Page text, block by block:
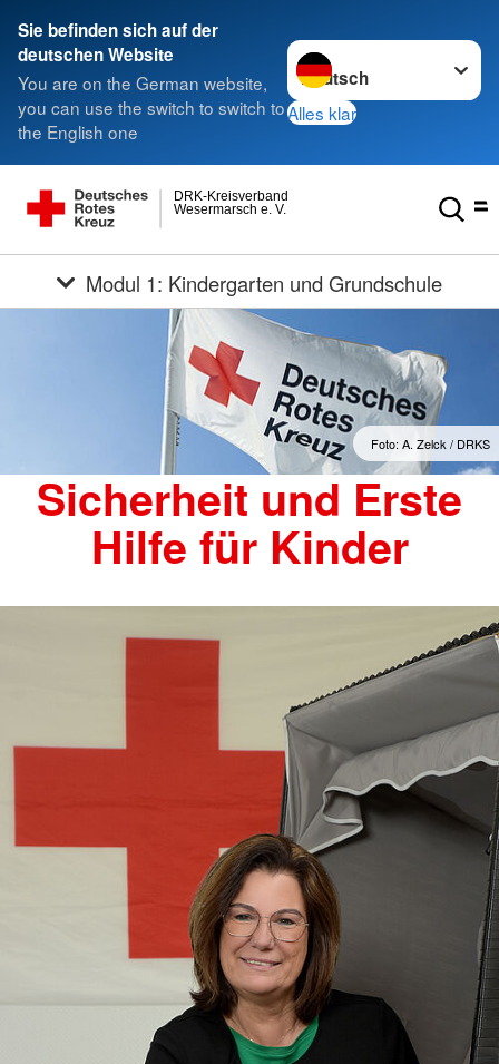
Sie befinden sich auf der
deutschen Website
You are on the German website,
you can use the switch to switch to
the English one
Sprache wechseln zu
Alles klar
Wesermarsch e. V.
DRK-Kreisverband
Modul 1: Kindergarten und Grundschule
Foto: A. Zelck / DRKS
Sicherheit und Erste
Hilfe für Kinder